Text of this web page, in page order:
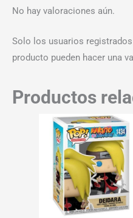
No hay valoraciones aún.
Solo los usuarios
producto pueden hacer una
Productos